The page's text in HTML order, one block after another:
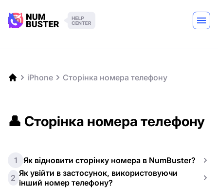
iPhone Сторінка номера телефону
👤 Сторінка номера телефону
1
Як відновити сторінку номера в NumBuster?
2 Як увійти в застосунок, використовуючи
інший номер телефону?